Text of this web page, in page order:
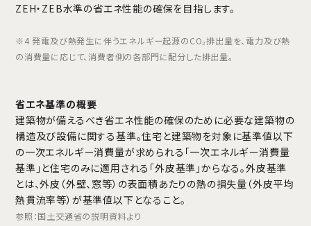
ZEH・ZEB水準の省エネ性能の確保を目指します。
※4 発電及び熱発生に伴うエネルギー起源のCO₂排出量を、電力及び熱
の消費量に応じて、消費者側の各部門に配分した排出量。
省エネ基準の概要
建築物が備えるべき省エネ性能の確保のために必要な建築物の
構造及び設備に関する基準。住宅と建築物を対象に基準値以下
の一次エネルギー消費量が求められる「一次エネルギー消費量
基準」と住宅のみに適用される「外皮基準」からなる。外皮基準
とは、外皮（外壁、窓等）の表面積あたりの熱の損失量（外皮平均
熱貫流率等）が基準値以下となること。
参照：国土交通省の説明資料より